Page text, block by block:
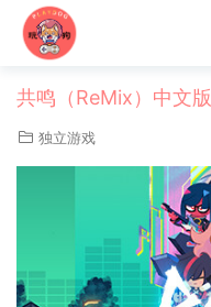
共鸣（ReMix）中文版
独立游戏